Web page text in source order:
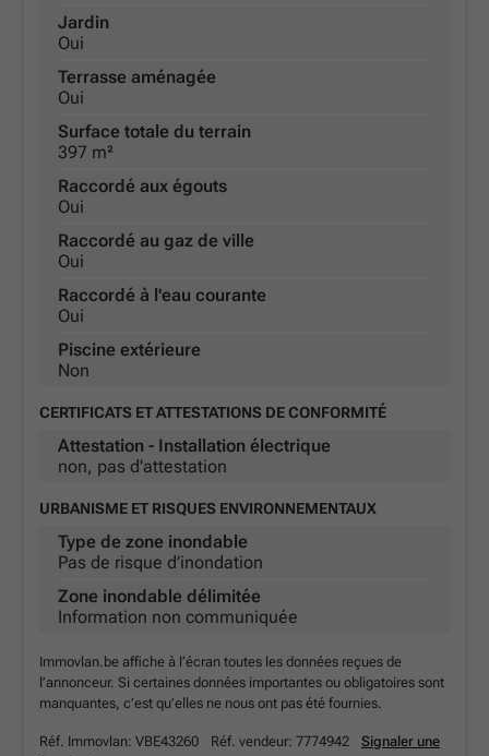
Jardin
Oui
Terrasse aménagée
Oui
Surface totale du terrain
397 m²
Raccordé aux égouts
Oui
Raccordé au gaz de ville
Oui
Raccordé à l'eau courante
Oui
Piscine extérieure
Non
CERTIFICATS ET ATTESTATIONS DE CONFORMITÉ
Attestation - Installation électrique
non, pas d'attestation
URBANISME ET RISQUES ENVIRONNEMENTAUX
Type de zone inondable
Pas de risque d’inondation
Zone inondable délimitée
Information non communiquée
Immovlan.be affiche à l’écran toutes les données reçues de
l’annonceur. Si certaines données importantes ou obligatoires sont
manquantes, c’est qu’elles ne nous ont pas été fournies.
Réf. Immovlan: VBE43260 Réf. vendeur: 7774942
Signaler une